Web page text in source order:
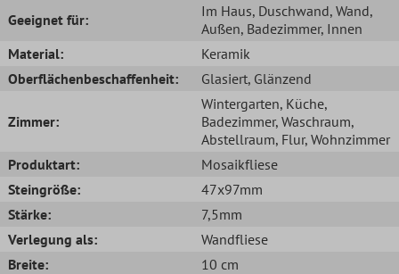
Geeignet für:
Im Haus, Duschwand, Wand,
Außen, Badezimmer, Innen
Material:
Keramik
Oberflächenbeschaffenheit:
Glasiert, Glänzend
Zimmer:
Wintergarten, Küche,
Badezimmer, Waschraum,
Abstellraum, Flur, Wohnzimmer
Produktart:
Mosaikfliese
Steingröße:
47x97mm
Stärke:
7,5mm
Verlegung als:
Wandfliese
Breite:
10 cm